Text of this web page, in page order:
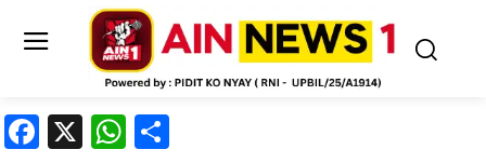
Facebook
X WhatsApp